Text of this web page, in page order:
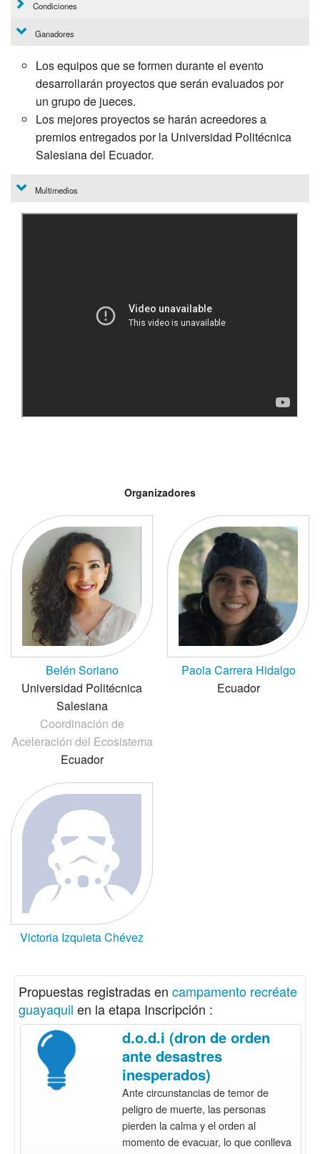
Condiciones
Ganadores
Los equipos que se formen durante el evento
desarrollarán proyectos que serán evaluados por
un grupo de jueces.
Los mejores proyectos se harán acreedores a
premios entregados por la Universidad Politécnica
Salesiana del Ecuador.
Multimedios
Organizadores
Belén Soriano
Universidad Politécnica
Salesiana
Coordinación de
Aceleración del Ecosistema
Ecuador
Paola Carrera Hidalgo
Ecuador
Victoria Izquieta Chévez
Propuestas registradas en campamento recréate
guayaquil en la etapa Inscripción :
d.o.d.i (dron de orden
ante desastres
inesperados)
Ante circunstancias de temor de
peligro de muerte, las personas
pierden la calma y el orden al
momento de evacuar, lo que conlleva